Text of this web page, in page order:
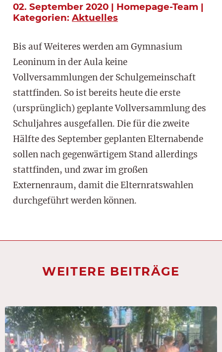
02. September 2020 | Homepage-Team |
Kategorien: Aktuelles
Bis auf Weiteres werden am Gymnasium
Leoninum in der Aula keine
Vollversammlungen der Schulgemeinschaft
stattfinden. So ist bereits heute die erste
(ursprünglich) geplante Vollversammlung des
Schuljahres ausgefallen. Die für die zweite
Hälfte des September geplanten Elternabende
sollen nach gegenwärtigem Stand allerdings
stattfinden, und zwar im großen
Externenraum, damit die Elternratswahlen
durchgeführt werden können.
WEITERE BEITRÄGE